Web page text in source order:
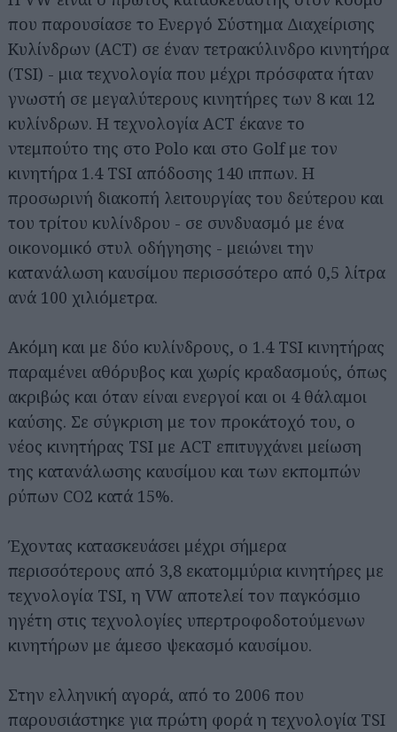
που παρουσίασε το Ενεργό Σύστημα Διαχείρισης
Κυλίνδρων (ACT) σε έναν τετρακύλινδρο κινητήρα
(TSI) - μια τεχνολογία που μέχρι πρόσφατα ήταν
γνωστή σε μεγαλύτερους κινητήρες των 8 και 12
κυλίνδρων. Η τεχνολογία ACT έκανε το
ντεμπούτο της στο Polo και στο Golf με τον
κινητήρα 1.4 TSI απόδοσης 140 ιππων. Η
προσωρινή διακοπή λειτουργίας του δεύτερου και
του τρίτου κυλίνδρου - σε συνδυασμό με ένα
οικονομικό στυλ οδήγησης - μειώνει την
κατανάλωση καυσίμου περισσότερο από 0,5 λίτρα
ανά 100 χιλιόμετρα.
Ακόμη και με δύο κυλίνδρους, ο 1.4 TSI κινητήρας
παραμένει αθόρυβος και χωρίς κραδασμούς, όπως
ακριβώς και όταν είναι ενεργοί και οι 4 θάλαμοι
καύσης. Σε σύγκριση με τον προκάτοχό του, ο
νέος κινητήρας TSI με ACT επιτυγχάνει μείωση
της κατανάλωσης καυσίμου και των εκπομπών
ρύπων CO2 κατά 15%.
Έχοντας κατασκευάσει μέχρι σήμερα
περισσότερους από 3,8 εκατομμύρια κινητήρες με
τεχνολογία TSI, η VW αποτελεί τον παγκόσμιο
ηγέτη στις τεχνολογίες υπερτροφοδοτούμενων
κινητήρων με άμεσο ψεκασμό καυσίμου.
Στην ελληνική αγορά, από το 2006 που
παρουσιάστηκε για πρώτη φορά η τεχνολογία TSI